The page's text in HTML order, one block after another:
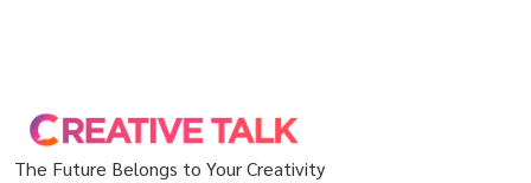
The Future Belongs to Your Creativity